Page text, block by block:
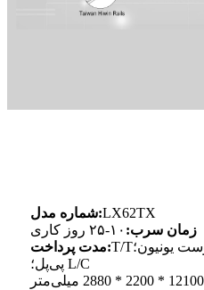
شماره مدل:LX62TX
زمان سرب: ۱۰-۲۵ روز کاری
مدت پرداخت:T/T؛ تضمین تجارت علی‌بابا؛ وست یونیون؛
پی‌پل؛ L/C
12100 * 2200 * 2880 میلی‌متر